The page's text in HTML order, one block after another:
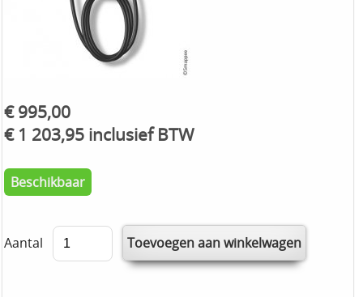
€ 995,00
€ 1 203,95 inclusief BTW
Beschikbaar
Aantal